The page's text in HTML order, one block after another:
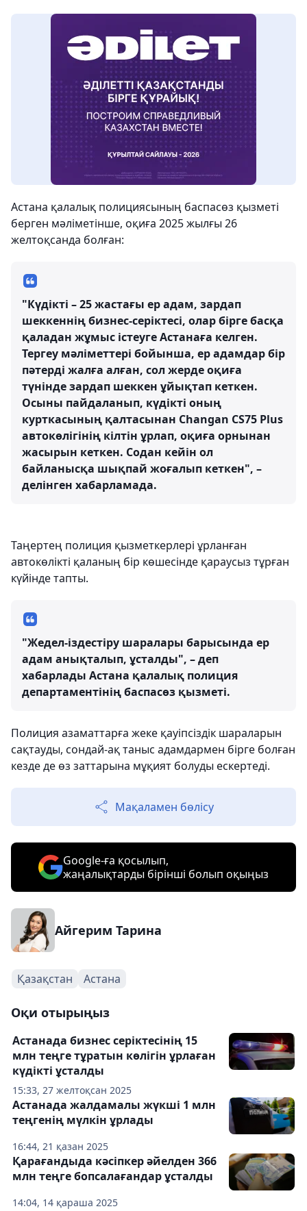
Астана қалалық полициясының баспасөз қызметі
берген мәліметінше, оқиға 2025 жылғы 26
желтоқсанда болған:
"Күдікті – 25 жастағы ер адам, зардап
шеккеннің бизнес-серіктесі, олар бірге басқа
қаладан жұмыс істеуге Астанаға келген.
Тергеу мәліметтері бойынша, ер адамдар бір
пәтерді жалға алған, сол жерде оқиға
түнінде зардап шеккен ұйықтап кеткен.
Осыны пайдаланып, күдікті оның
курткасының қалтасынан Changan CS75 Plus
автокөлігінің кілтін ұрлап, оқиға орнынан
жасырын кеткен. Содан кейін ол
байланысқа шықпай жоғалып кеткен", –
делінген хабарламада.
Таңертең полиция қызметкерлері ұрланған
автокөлікті қаланың бір көшесінде қараусыз тұрған
күйінде тапты.
"Жедел-іздестіру шаралары барысында ер
адам анықталып, ұсталды", – деп
хабарлады Астана қалалық полиция
департаментінің баспасөз қызметі.
Полиция азаматтарға жеке қауіпсіздік шараларын
сақтауды, сондай-ақ таныс адамдармен бірге болған
кезде де өз заттарына мұқият болуды ескертеді.
Мақаламен бөлісу
Google-ға қосылып,
жаңалықтарды бірінші болып оқыңыз
Айгерим Тарина
Қазақстан Астана
Оқи отырыңыз
15:33, 27 желтоқсан 2025
Астанада бизнес серіктесінің 15
млн теңге тұратын көлігін ұрлаған
күдікті ұсталды
16:44, 21 қазан 2025
Астанада жалдамалы жүкші 1 млн
теңгенің мүлкін ұрлады
14:04, 14 қараша 2025
Қарағандыда кәсіпкер әйелден 366
млн теңге бопсалағандар ұсталды